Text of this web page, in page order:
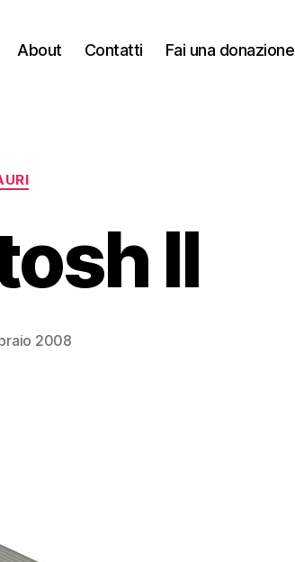
About Contatti Fai una donazione
II
2008